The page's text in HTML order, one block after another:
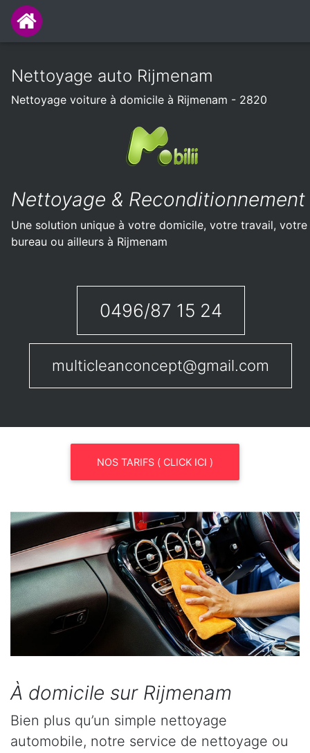
Nettoyage auto Rijmenam
Nettoyage voiture à domicile à Rijmenam - 2820
Nettoyage & Reconditionnement
Une solution unique à votre domicile, votre travail, votre
bureau ou ailleurs à Rijmenam
0496/87 15 24
multicleanconcept@gmail.com
NOS TARIFS ( CLICK ICI )
À domicile sur Rijmenam
Bien plus qu’un simple nettoyage
automobile, notre service de nettoyage ou